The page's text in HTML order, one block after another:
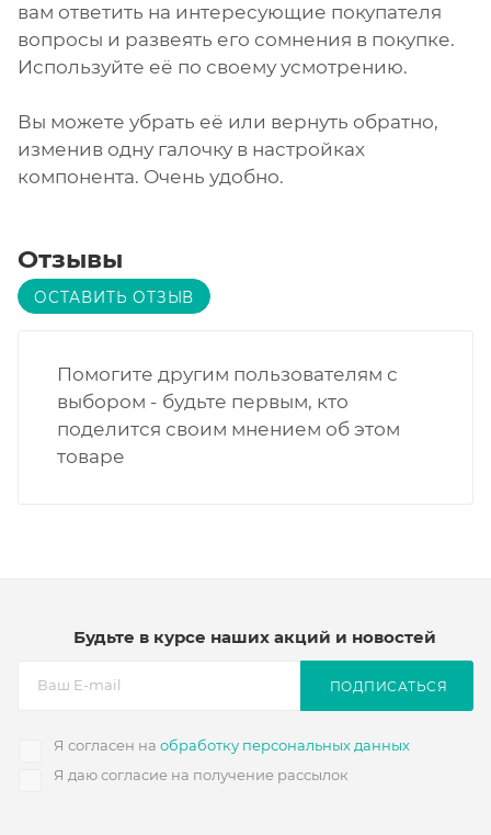
вам ответить на интересующие покупателя
вопросы и развеять его сомнения в покупке.
Используйте её по своему усмотрению.
Вы можете убрать её или вернуть обратно,
изменив одну галочку в настройках
компонента. Очень удобно.
Отзывы
ОСТАВИТЬ ОТЗЫВ
Помогите другим пользователям с
выбором - будьте первым, кто
поделится своим мнением об этом
товаре
Будьте в курсе наших акций и новостей
Я согласен на обработку персональных данных
Я даю согласие на получение рассылок
ПОДПИСАТЬСЯ